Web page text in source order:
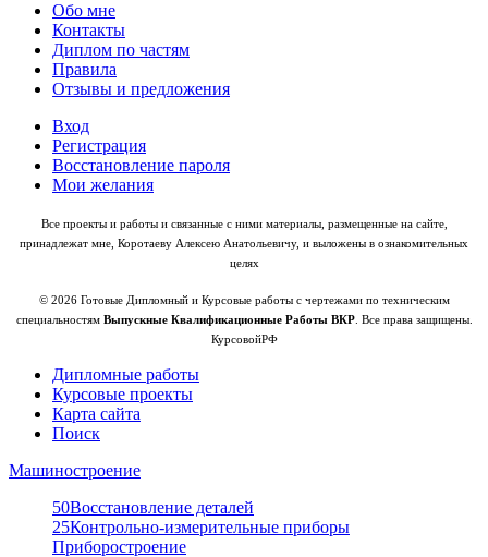
Обо мне
Контакты
Диплом по частям
Правила
Отзывы и предложения
Вход
Регистрация
Восстановление пароля
Мои желания
Все проекты и работы и связанные с ними материалы, размещенные на сайте,
принадлежат мне, Коротаеву Алексею Анатольевичу, и выложены в ознакомительных
целях
© 2026 Готовые Дипломный и Курсовые работы с чертежами по техническим
специальностям Выпускные Квалификационные Работы ВКР. Все права защищены.
КурсовойРФ
Дипломные работы
Курсовые проекты
Карта сайта
Поиск
Машиностроение
50Восстановление деталей
25Контрольно-измерительные приборы
Приборостроение